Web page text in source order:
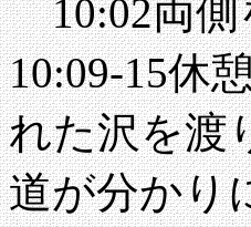
10:02両側
10:09-15休
れた沢を渡
道が分かり